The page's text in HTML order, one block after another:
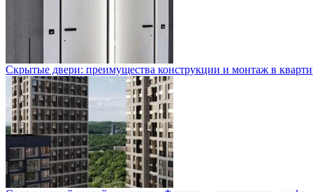
Скрытые двери: преимущества конструкции и монтаж в